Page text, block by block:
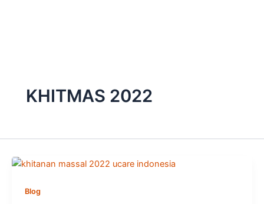
KHITMAS 2022
Blog